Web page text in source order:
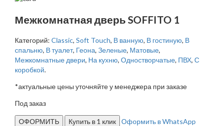
Межкомнатная дверь SOFFITO 1
Категорий: Classic, Soft Touch, В ванную, В гостиную, В
спальню, В туалет, Геона, Зеленые, Матовые,
Межкомнатные двери, На кухню, Одностворчатые, ПВХ, С
коробкой.
*актуальные цены уточняйте у менеджера при заказе
Под заказ
ОФОРМИТЬ Купить в 1 клик
Оформить в WhatsApp